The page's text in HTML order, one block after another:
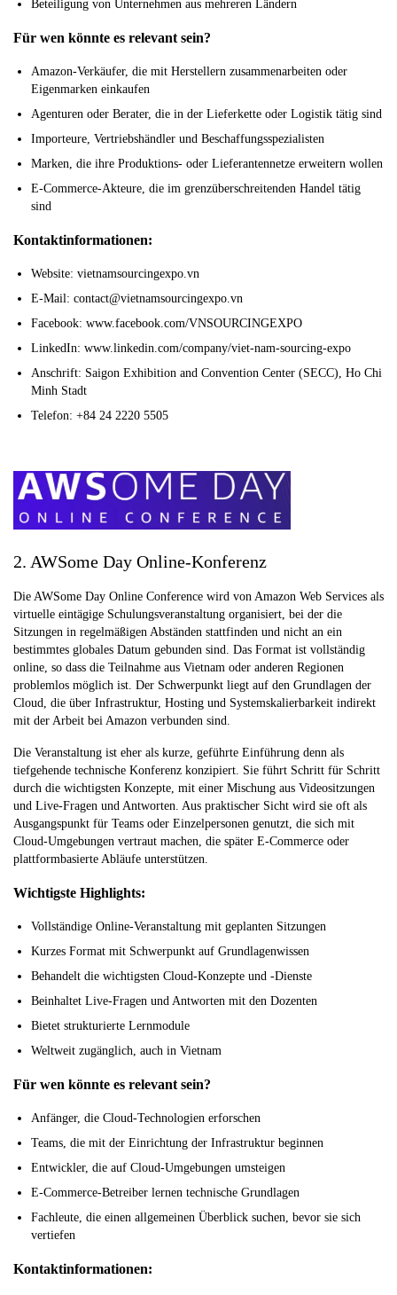
Beteiligung von Unternehmen aus mehreren Ländern
Für wen könnte es relevant sein?
Amazon-Verkäufer, die mit Herstellern zusammenarbeiten oder
Eigenmarken einkaufen
Agenturen oder Berater, die in der Lieferkette oder Logistik tätig sind
Importeure, Vertriebshändler und Beschaffungsspezialisten
Marken, die ihre Produktions- oder Lieferantennetze erweitern wollen
E-Commerce-Akteure, die im grenzüberschreitenden Handel tätig
sind
Kontaktinformationen:
Website: vietnamsourcingexpo.vn
E-Mail: contact@vietnamsourcingexpo.vn
Facebook: www.facebook.com/VNSOURCINGEXPO
LinkedIn: www.linkedin.com/company/viet-nam-sourcing-expo
Anschrift: Saigon Exhibition and Convention Center (SECC), Ho Chi
Minh Stadt
Telefon: +84 24 2220 5505
2. AWSome Day Online-Konferenz
Die AWSome Day Online Conference wird von Amazon Web Services als
virtuelle eintägige Schulungsveranstaltung organisiert, bei der die
Sitzungen in regelmäßigen Abständen stattfinden und nicht an ein
bestimmtes globales Datum gebunden sind. Das Format ist vollständig
online, so dass die Teilnahme aus Vietnam oder anderen Regionen
problemlos möglich ist. Der Schwerpunkt liegt auf den Grundlagen der
Cloud, die über Infrastruktur, Hosting und Systemskalierbarkeit indirekt
mit der Arbeit bei Amazon verbunden sind.
Die Veranstaltung ist eher als kurze, geführte Einführung denn als
tiefgehende technische Konferenz konzipiert. Sie führt Schritt für Schritt
durch die wichtigsten Konzepte, mit einer Mischung aus Videositzungen
und Live-Fragen und Antworten. Aus praktischer Sicht wird sie oft als
Ausgangspunkt für Teams oder Einzelpersonen genutzt, die sich mit
Cloud-Umgebungen vertraut machen, die später E-Commerce oder
plattformbasierte Abläufe unterstützen.
Wichtigste Highlights:
Vollständige Online-Veranstaltung mit geplanten Sitzungen
Kurzes Format mit Schwerpunkt auf Grundlagenwissen
Behandelt die wichtigsten Cloud-Konzepte und -Dienste
Beinhaltet Live-Fragen und Antworten mit den Dozenten
Bietet strukturierte Lernmodule
Weltweit zugänglich, auch in Vietnam
Für wen könnte es relevant sein?
Anfänger, die Cloud-Technologien erforschen
Teams, die mit der Einrichtung der Infrastruktur beginnen
Entwickler, die auf Cloud-Umgebungen umsteigen
E-Commerce-Betreiber lernen technische Grundlagen
Fachleute, die einen allgemeinen Überblick suchen, bevor sie sich
vertiefen
Kontaktinformationen: